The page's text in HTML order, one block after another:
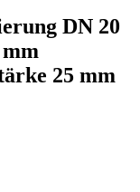
DN 20
25 mm